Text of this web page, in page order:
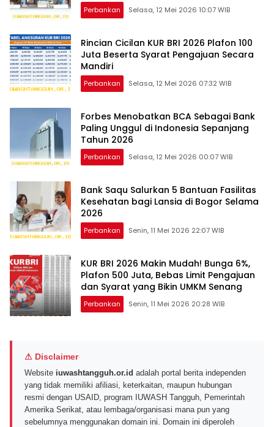
Perbankan Selasa, 12 Mei 2026 10:07 WIB
Rincian Cicilan KUR BRI 2026 Plafon 100
Juta Beserta Syarat Pengajuan Secara
Mandiri
Perbankan Selasa, 12 Mei 2026 07:32 WIB
Forbes Menobatkan BCA Sebagai Bank
Paling Unggul di Indonesia Sepanjang
Tahun 2026
Perbankan Selasa, 12 Mei 2026 00:07 WIB
Bank Saqu Salurkan 5 Bantuan Fasilitas
Kesehatan bagi Lansia di Bogor Selama
2026
Perbankan Senin, 11 Mei 2026 22:07 WIB
KUR BRI 2026 Makin Mudah! Bunga 6%,
Plafon 500 Juta, Bebas Limit Pengajuan
dan Syarat yang Bikin UMKM Senang
Perbankan Senin, 11 Mei 2026 20:28 WIB
⚠ Disclaimer
Website iuwashtangguh.or.id adalah portal berita independen
yang tidak memiliki afiliasi, keterkaitan, maupun hubungan
resmi dengan USAID, program IUWASH Tangguh, Pemerintah
Amerika Serikat, atau lembaga/organisasi mana pun yang
sebelumnya menggunakan domain ini. Domain ini diperoleh